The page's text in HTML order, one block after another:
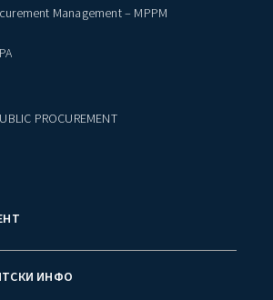
Management – MPPM
PROCUREMENT
ИНФО